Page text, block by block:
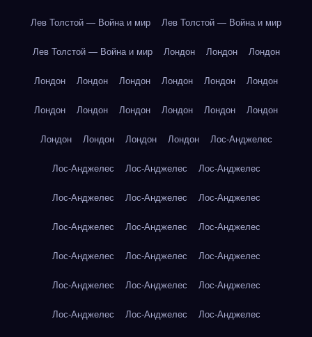
Лев Толстой — Война и мир Лев Толстой — Война и мир
Лев Толстой — Война и мир Лондон Лондон Лондон
Лондон Лондон Лондон Лондон Лондон Лондон
Лондон Лондон Лондон Лондон Лондон Лондон
Лондон Лондон Лондон Лондон Лос-Анджелес
Лос-Анджелес Лос-Анджелес Лос-Анджелес
Лос-Анджелес Лос-Анджелес Лос-Анджелес
Лос-Анджелес Лос-Анджелес Лос-Анджелес
Лос-Анджелес Лос-Анджелес Лос-Анджелес
Лос-Анджелес Лос-Анджелес Лос-Анджелес
Лос-Анджелес Лос-Анджелес Лос-Анджелес